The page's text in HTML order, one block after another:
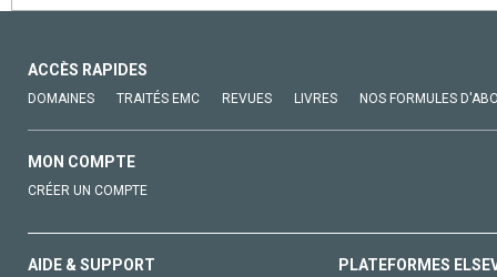
ACCÈS RAPIDES
DOMAINES TRAITÉS EMC REVUES LIVRES NOS FORMULES
MON COMPTE
CRÉER UN COMPTE
AIDE & SUPPORT PLATEFORMES